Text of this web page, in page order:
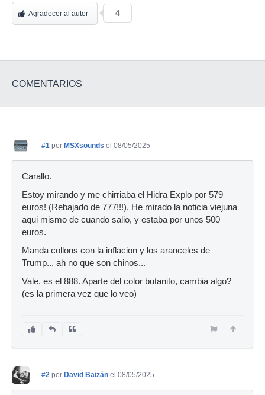
Agradecer al autor 4
COMENTARIOS
#1 por MSXsounds el 08/05/2025
Carallo.
Estoy mirando y me chirriaba el Hidra Explo por 579
euros! (Rebajado de 777!!!). He mirado la noticia viejuna
aqui mismo de cuando salio, y estaba por unos 500
euros.
Manda collons con la inflacion y los aranceles de
Trump... ah no que son chinos...
Vale, es el 888. Aparte del color butanito, cambia algo?
(es la primera vez que lo veo)
#2 por David Baizán el 08/05/2025